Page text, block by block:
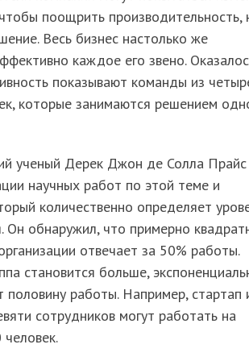
поощрить производительность,
Весь бизнес настолько же
каждое его звено.
показывают команды из
которые занимаются решением
ученый Дерек Джон де Солла Прайс
научных работ по этой теме и
количественно определяет
Он обнаружил, что примерно
отвечает за 50% работы.
становится больше,
работы. Например, стартап
сотрудников могут работать на